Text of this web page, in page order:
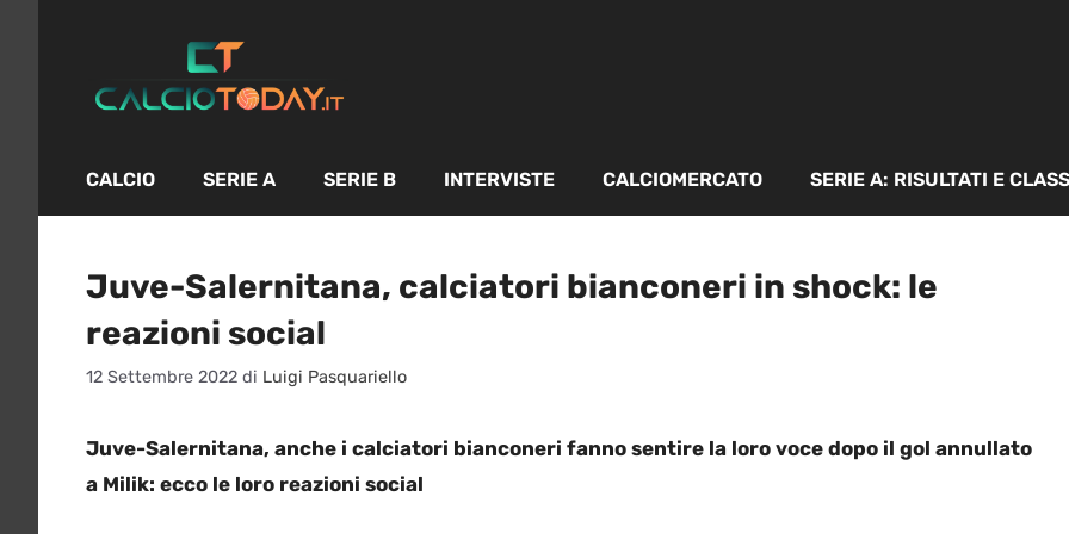
contenuto
CALCIO SERIE A SERIE B INTERVISTE CALCIOMERCATO SERIE A: RISULTATI E
Juve-Salernitana, calciatori bianconeri in shock: le
reazioni social
12 Settembre 2022 di Luigi Pasquariello
Juve-Salernitana, anche i calciatori bianconeri fanno sentire la loro voce dopo il gol annullato
a Milik: ecco le loro reazioni social